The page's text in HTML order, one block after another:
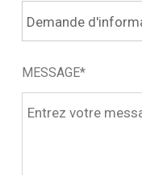
MESSAGE*